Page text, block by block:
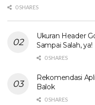
0 SHARES
Ukuran Header
Sampai Salah, ya!
0 SHARES
Rekomendasi
Balok
0 SHARES